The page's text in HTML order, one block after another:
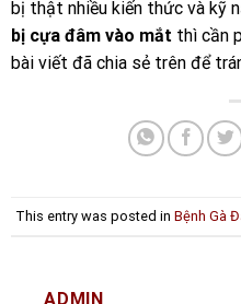
bị thật nhiều kiến thức và kỹ
bị cựa đâm vào mắt thì cần
bài viết đã chia sẻ trên để
This entry was posted in Bệnh Gà
ADMIN